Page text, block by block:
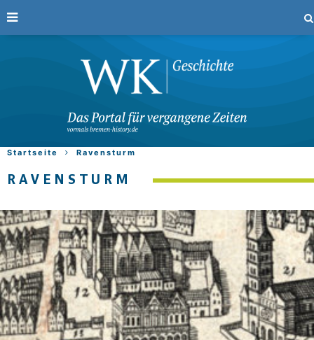
Startseite Ravensturm
RAVENSTURM